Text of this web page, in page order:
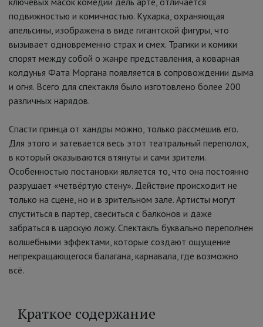
подвижностью и комичностью. Кухарка, охраняющая
апельсины, изображена в виде гигантской фигуры, что
вызывает одновременно страх и смех. Трагики и комики
спорят между собой о жанре представления, а коварная
колдунья Фата Моргана появляется в сопровождении дыма
и огня. Всего для спектакля было изготовлено более 200
различных нарядов.
Спасти принца от хандры можно, только рассмешив его.
Для этого и затевается весь этот театральный переполох,
в который оказываются втянуты и сами зрители.
Особенностью постановки является то, что она постоянно
разрушает «четвёртую стену». Действие происходит не
только на сцене, но и в зрительном зале. Артисты могут
спуститься в партер, свеситься с балконов и даже
забраться в царскую ложу. Спектакль буквально переполнен
волшебными эффектами, которые создают ощущение
непрекращающегося балагана, карнавала, где возможно
всё.
Краткое содержание